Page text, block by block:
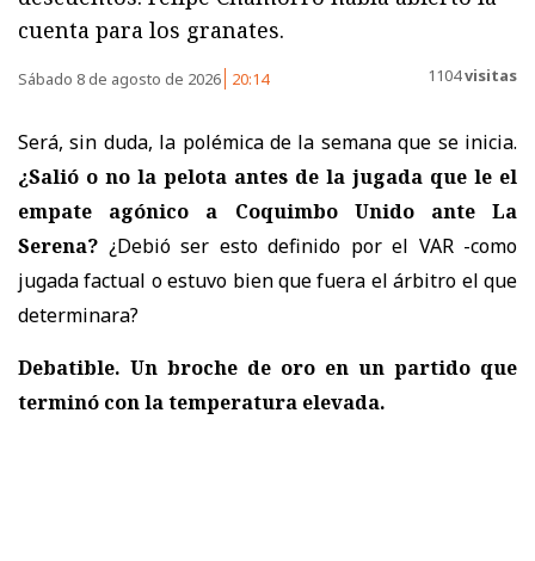
cuenta para los granates.
Sábado 8 de agosto de 2026 20:14 1104visitas
Será, sin duda, la polémica de la semana que se inicia.
¿Salió o no la pelota antes de la jugada que le el
empate agónico a Coquimbo Unido ante La
Serena? ¿Debió ser esto definido por el VAR -como
jugada factual o estuvo bien que fuera el árbitro el que
determinara?
Debatible. Un broche de oro en un partido que
terminó con la temperatura elevada.